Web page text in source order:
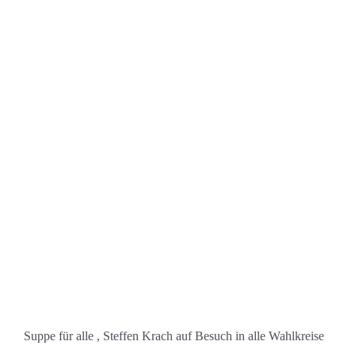
Suppe für alle , Steffen Krach auf Besuch in alle Wahlkreise